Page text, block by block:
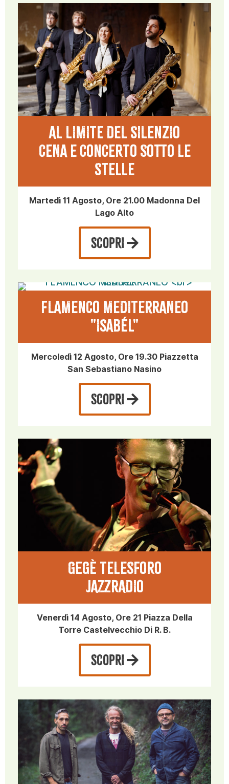
AL LIMITE DEL SILENZIO
CENA E CONCERTO SOTTO LE
STELLE
Martedì 11 Agosto, Ore 21.00 Madonna Del
Lago Alto
SCOPRI
FLAMENCO MEDITERRANEO
"ISABéL"
Mercoledì 12 Agosto, Ore 19.30 Piazzetta
San Sebastiano Nasino
SCOPRI
GeGè TELESFORO
JAZZRADIO
Venerdì 14 Agosto, Ore 21 Piazza Della
Torre Castelvecchio Di R. B.
SCOPRI